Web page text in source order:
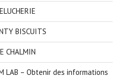
BISCUITS
CHALMIN
LAB – Obtenir des informations